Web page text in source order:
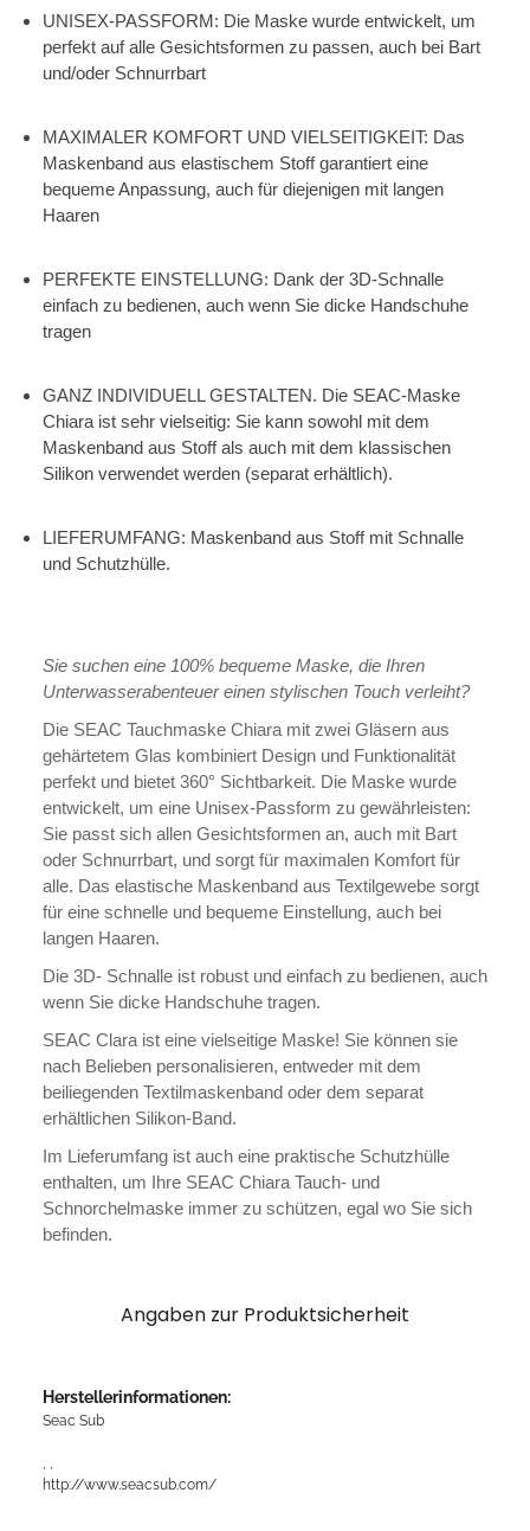
UNISEX-PASSFORM: Die Maske wurde entwickelt, um
perfekt auf alle Gesichtsformen zu passen, auch bei Bart
und/oder Schnurrbart
MAXIMALER KOMFORT UND VIELSEITIGKEIT: Das
Maskenband aus elastischem Stoff garantiert eine
bequeme Anpassung, auch für diejenigen mit langen
Haaren
PERFEKTE EINSTELLUNG: Dank der 3D-Schnalle
einfach zu bedienen, auch wenn Sie dicke Handschuhe
tragen
GANZ INDIVIDUELL GESTALTEN. Die SEAC-Maske
Chiara ist sehr vielseitig: Sie kann sowohl mit dem
Maskenband aus Stoff als auch mit dem klassischen
Silikon verwendet werden (separat erhältlich).
LIEFERUMFANG: Maskenband aus Stoff mit Schnalle
und Schutzhülle.
Sie suchen eine 100% bequeme Maske, die Ihren
Unterwasserabenteuer einen stylischen Touch verleiht?
Die SEAC Tauchmaske Chiara mit zwei Gläsern aus
gehärtetem Glas kombiniert Design und Funktionalität
perfekt und bietet 360° Sichtbarkeit. Die Maske wurde
entwickelt, um eine Unisex-Passform zu gewährleisten:
Sie passt sich allen Gesichtsformen an, auch mit Bart
oder Schnurrbart, und sorgt für maximalen Komfort für
alle. Das elastische Maskenband aus Textilgewebe sorgt
für eine schnelle und bequeme Einstellung, auch bei
langen Haaren.
Die 3D- Schnalle ist robust und einfach zu bedienen, auch
wenn Sie dicke Handschuhe tragen.
SEAC Clara ist eine vielseitige Maske! Sie können sie
nach Belieben personalisieren, entweder mit dem
beiliegenden Textilmaskenband oder dem separat
erhältlichen Silikon-Band.
Im Lieferumfang ist auch eine praktische Schutzhülle
enthalten, um Ihre SEAC Chiara Tauch- und
Schnorchelmaske immer zu schützen, egal wo Sie sich
befinden.
Angaben zur Produktsicherheit
Herstellerinformationen:
Seac Sub
http://www.seacsub.com/